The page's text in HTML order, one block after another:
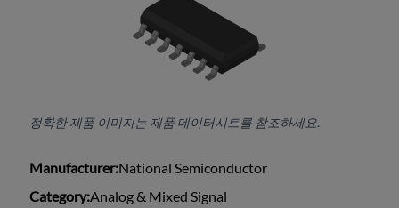
정확한 제품 이미지는 제품 데이터시트를 참조하세요.
Manufacturer:National Semiconductor
Category:Analog & Mixed Signal